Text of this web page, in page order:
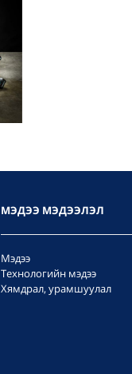
МЭДЭЭ МЭДЭЭЛЭЛ
Мэдээ
Технологийн мэдээ
Хямдрал, урамшуулал